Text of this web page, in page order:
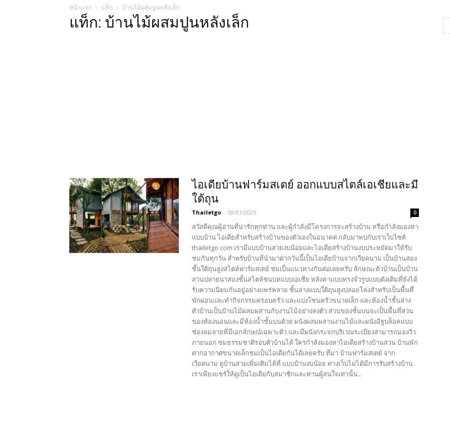
หน้าแรก แท็ก บ้านไม้ผสมปูนหลังเล็ก
แท็ก: บ้านไม้ผสมปูนหลังเล็ก
ไอเดียบ้านฟาร์มสเตย์ ออกแบบสไตล์เอเชียและมี
ใต้ถุน
Thailetgo - 08/01/2023 0
สวัสดีคุณผู้อ่านที่น่ารักทุกท่าน และผู้กำลังมีโครงการจะสร้างบ้าน หรือกำลังมองหา
แบบบ้าน ไอเดียสำหรับสร้างบ้านของตัวเองในอนาคต กลับมาพบกับเราเว็บไซต์
thailetgo.com เรามีแบบบ้านสวยงบน้อยและไอเดียสร้างบ้านงบประหยัดมาให้รับ
ชมกันทุกวัน สำหรับบ้านที่นำมาฝากวันนี้เป็นไอเดียบ้านจากเวียดนาม เป็นบ้านสอง
ชั้นใต้ถุนสูงสไตล์ฟาร์มสเตย์ ชมเป็นแนวทางกันต่อเลยครับ ลักษณะตัวบ้านเป็นบ้าน
สวนปลายนาสองชั้นสไตล์ชนบทแบบเอเชีย หลังคาแบบทรงจั่วรูปแบบดังเดิมที่ยังได้
รับความนิยมกันอยู่อย่างแพร่หลาย ชั้นล่างแบบใต้ถุนสูงปล่อยโล่งสำหรับเป็นพื้นที่
พักผ่อนและทำกิจกรรมครอบครัว และแบ่งโซนครัวขนาดเล็ก และห้องน้ำชั้นล่าง
ตัวบ้านเป็นบ้านไม้ผสมผสานกับงานไม้อย่างลงตัว ส่วนของชั้นบนจะเป็นพื้นที่สวน
ของห้องนอนและมีห้องน้ำชั้นบนด้วย ผนังผสมผสานงานไม้และผนังอิฐบล็อคแบบ
ช่องลมลายที่มีเอกลักษณ์เฉพาะตัว และมีผนังกระจกบริเวณระเบียงสามารถมองวิว
ภายนอก ชมธรรมชาติรอบตัวบ้านได้ ใครกำลังมองหาไอเดียสร้างบ้านสวน บ้านพัก
ตากอากาศขนาดเล็กชมเป็นไอเดียกันได้เลยครับ ที่มา บ้านฟาร์มสเตย์ จาก
เวียดนาม ดูบ้านสวยเพิ่มเติมได้ที่ แบบบ้านงบน้อย ทางเว็บไม่ได้มีการรับสร้างบ้าน
เราเพียงแชร์ให้ดูเป็นไอเดียกับสมาชิกและท่านผู้สนใจเท่านั้น...